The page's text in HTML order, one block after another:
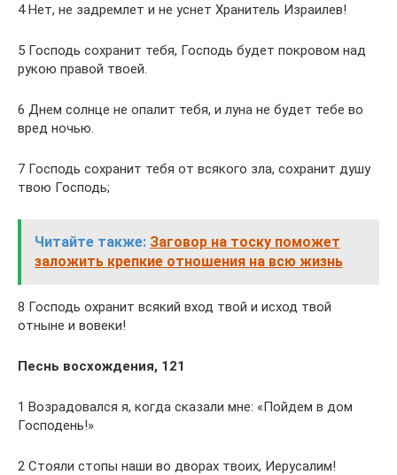
4 Нет, не задремлет и не уснет Хранитель Израилев!
5 Господь сохранит тебя, Господь будет покровом над
рукою правой твоей.
6 Днем солнце не опалит тебя, и луна не будет тебе во
вред ночью.
7 Господь сохранит тебя от всякого зла, сохранит душу
твою Господь;
Читайте также: Заговор на тоску поможет
заложить крепкие отношения на всю жизнь
8 Господь охранит всякий вход твой и исход твой
отныне и вовеки!
Песнь восхождения, 121
1 Возрадовался я, когда сказали мне: «Пойдем в дом
Господень!»
2 Стояли стопы наши во дворах твоих, Иерусалим!